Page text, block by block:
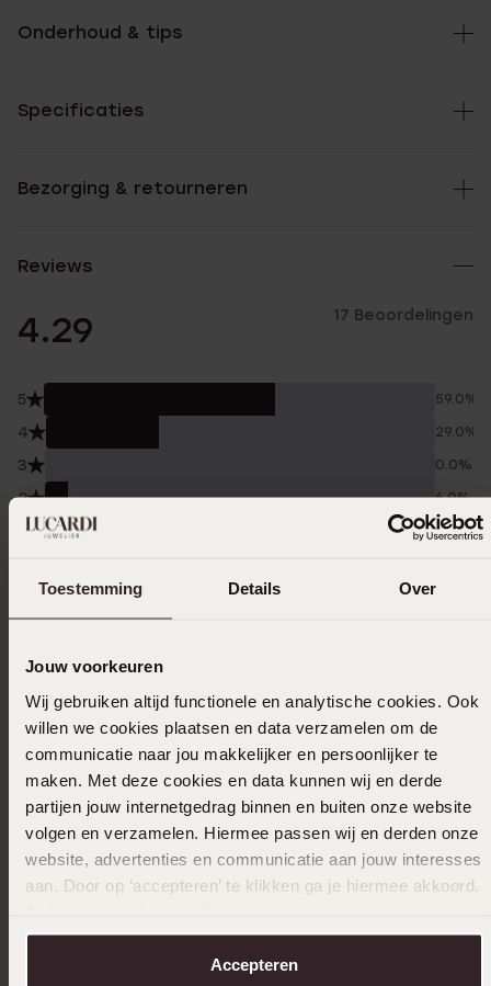
Toestemming Details Over
Jouw voorkeuren
Wij gebruiken altijd functionele en analytische cookies. Ook
willen we cookies plaatsen en data verzamelen om de
communicatie naar jou makkelijker en persoonlijker te
maken. Met deze cookies en data kunnen wij en derde
partijen jouw internetgedrag binnen en buiten onze website
volgen en verzamelen. Hiermee passen wij en derden onze
website, advertenties en communicatie aan jouw interesses
aan. Door op ‘accepteren’ te klikken ga je hiermee akkoord.
over in onscookiebeleid.
Accepteren
Onderhoud & tips
Specificaties
Bezorging & retourneren
Reviews
4.29 17 Beoordelingen
5 59.0%
4 29.0%
3 0.0%
2 6.0%
6.0%
Verzameld onder de Gebruiksvoorwaarden
van
26-10-2025 - I K.
07-04-2025 - Marith B.
Ik heb dit product als cadeau aangeschaft
ontvanger is er zeer blij mee en draagt het
al meer dan een jaar bijna dagelijks